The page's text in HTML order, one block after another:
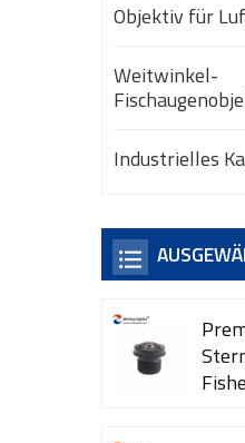
Objektiv für
Weitwinkel-
Industrielles